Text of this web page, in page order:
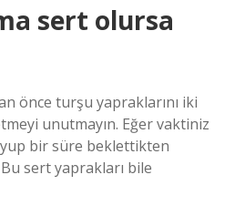
sert olursa
önce turşu yapraklarını iki
unutmayın. Eğer vaktiniz
bir süre beklettikten
sert yaprakları bile